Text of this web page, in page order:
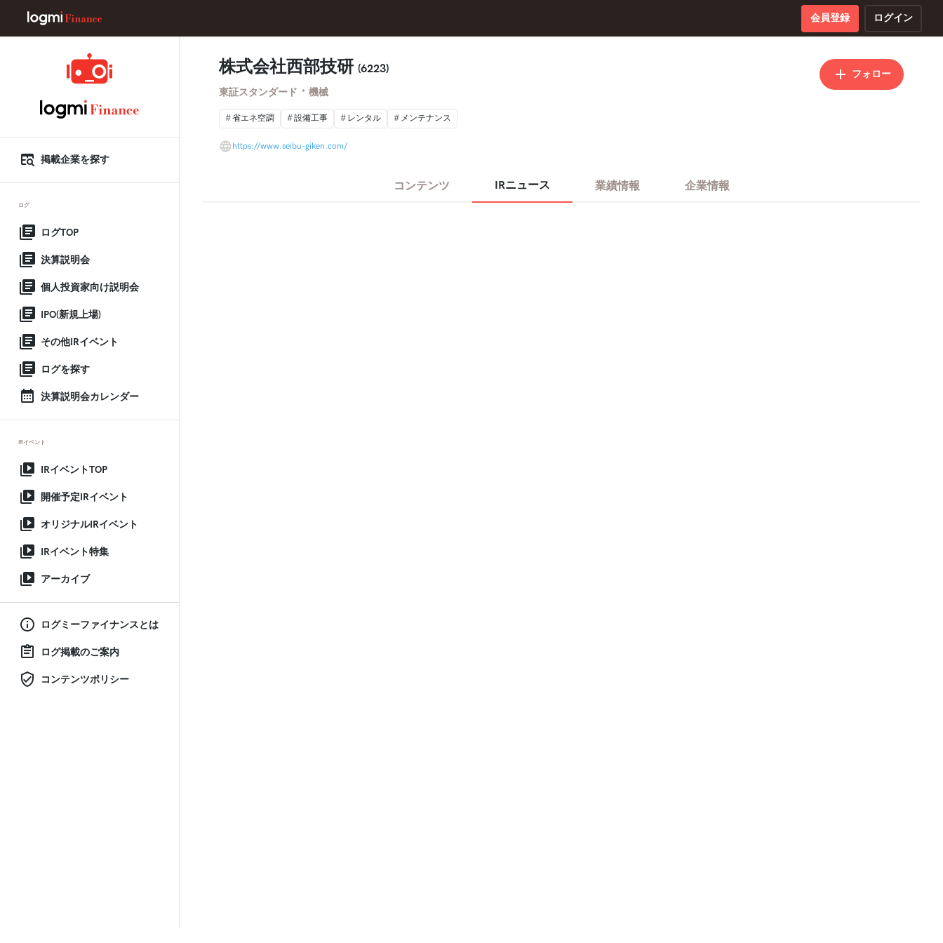
会員登録 ログイン
掲載企業を探す
ログ
ログTOP
決算説明会
個人投資家向け説明会
IPO(新規上場)
その他IRイベント
ログを探す
決算説明会カレンダー
IRイベント
IRイベントTOP
開催予定IRイベント
オリジナルIRイベント
IRイベント特集
アーカイブ
ログミーファイナンスとは
ログ掲載のご案内
コンテンツポリシー
株式会社西部技研 (6223)
東証スタンダード ・ 機械
フォロー
省エネ空調 設備工事 レンタル メンテナンス
https://www.seibu-giken.com/
コンテンツ IRニュース 業績情報 企業情報